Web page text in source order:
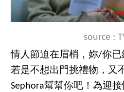
source :
情人節迫在眉梢，妳/你已
若是不想出門挑禮物，又
Sephora幫幫你吧！為迎接